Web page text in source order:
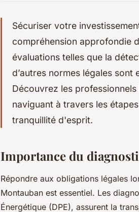
Sécuriser votre
compréhension approfondie
évaluations telles que la
d’autres normes légales
Découvrez les
naviguant à travers les
tranquillité d'esprit.
Importance du
Répondre aux obligations légales
Montauban est essentiel. Les
Énergétique (DPE), assurent la